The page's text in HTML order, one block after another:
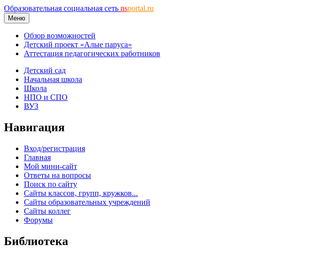
Образовательная социальная сеть nsportal.ru
Меню
Обзор возможностей
Детский проект «Алые паруса»
Аттестация педагогических работников
Детский сад
Начальная школа
Школа
НПО и СПО
ВУЗ
Навигация
Вход/регистрация
Главная
Мой мини-сайт
Ответы на вопросы
Поиск по сайту
Сайты классов, групп, кружков...
Сайты образовательных учреждений
Сайты коллег
Форумы
Библиотека